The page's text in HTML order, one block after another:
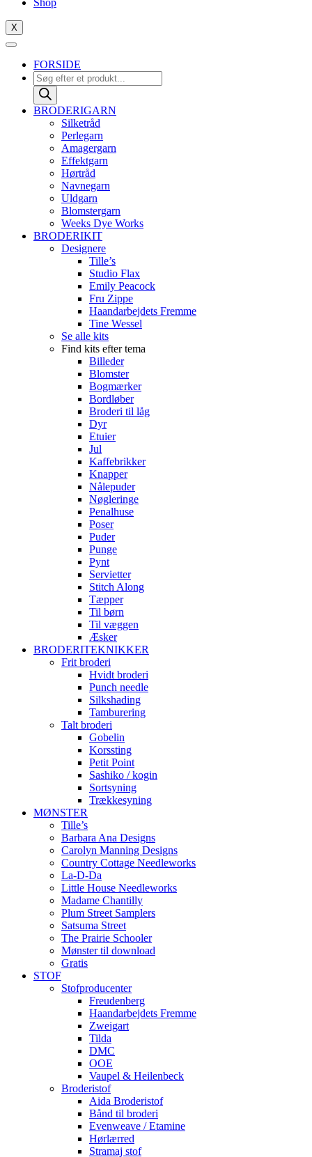
X
FORSIDE
Products
search
BRODERIGARN
Silketråd
Perlegarn
Amagergarn
Effektgarn
Hørtråd
Navnegarn
Uldgarn
Blomstergarn
Weeks Dye Works
BRODERIKIT
Designere
Tille’s
Studio Flax
Emily Peacock
Fru Zippe
Haandarbejdets Fremme
Tine Wessel
Se alle kits
Find kits efter tema
Billeder
Blomster
Bogmærker
Bordløber
Broderi til låg
Dyr
Etuier
Jul
Kaffebrikker
Knapper
Nålepuder
Nøgleringe
Penalhuse
Poser
Puder
Punge
Pynt
Servietter
Stitch Along
Tæpper
Til børn
Til væggen
Æsker
BRODERITEKNIKKER
Frit broderi
Hvidt broderi
Punch needle
Silkshading
Tamburering
Talt broderi
Gobelin
Korssting
Petit Point
Sashiko / kogin
Sortsyning
Trækkesyning
MØNSTER
Tille’s
Barbara Ana Designs
Carolyn Manning Designs
Country Cottage Needleworks
La-D-Da
Little House Needleworks
Madame Chantilly
Plum Street Samplers
Satsuma Street
The Prairie Schooler
Mønster til download
Gratis
STOF
Stofproducenter
Freudenberg
Haandarbejdets Fremme
Zweigart
Tilda
DMC
OOE
Vaupel & Heilenbeck
Broderistof
Aida Broderistof
Bånd til broderi
Evenweave / Etamine
Hørlærred
Stramaj stof